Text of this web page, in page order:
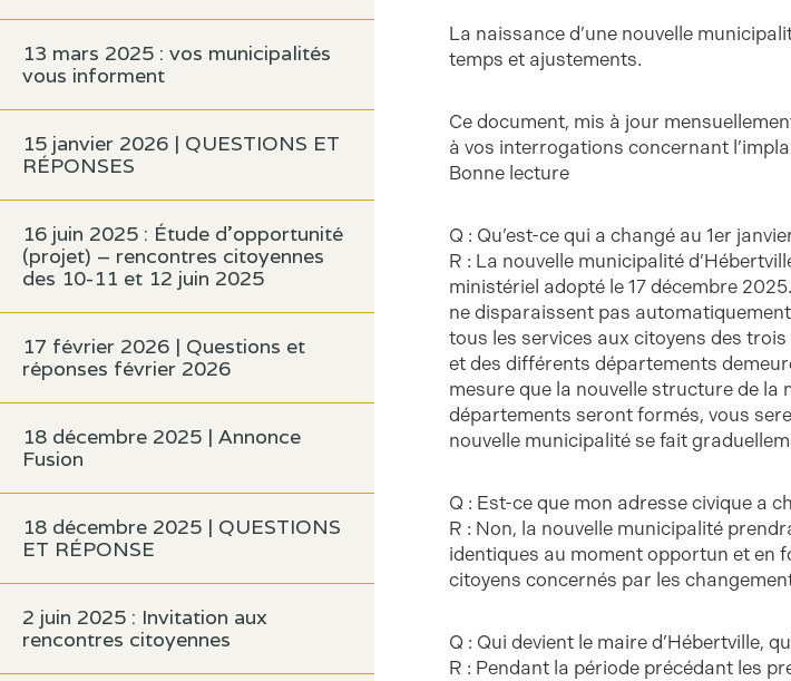
13 mars 2025 : vos municipalités
vous informent
15 janvier 2026 | QUESTIONS ET
RÉPONSES
16 juin 2025 : Étude d’opportunité
(projet) – rencontres citoyennes
des 10-11 et 12 juin 2025
17 février 2026 | Questions et
réponses février 2026
18 décembre 2025 | Annonce
Fusion
18 décembre 2025 | QUESTIONS
ET RÉPONSE
2 juin 2025 : Invitation aux
rencontres citoyennes
La naissance d’une nouvelle
temps et ajustements.
Ce document, mis à jour
à vos interrogations concernant
Bonne lecture
Q : Qu’est-ce qui a changé au 1er
R : La nouvelle municipalité
ministériel adopté le 17 décembre
ne disparaissent pas
tous les services aux citoyens des
et des différents départements
mesure que la nouvelle structure de la
départements seront formés, vous
nouvelle municipalité se fait
Q : Est-ce que mon adresse civique a
R : Non, la nouvelle municipalité
identiques au moment opportun et en
citoyens concernés par les
Q : Qui devient le maire d’Hébertville,
R : Pendant la période précédant les